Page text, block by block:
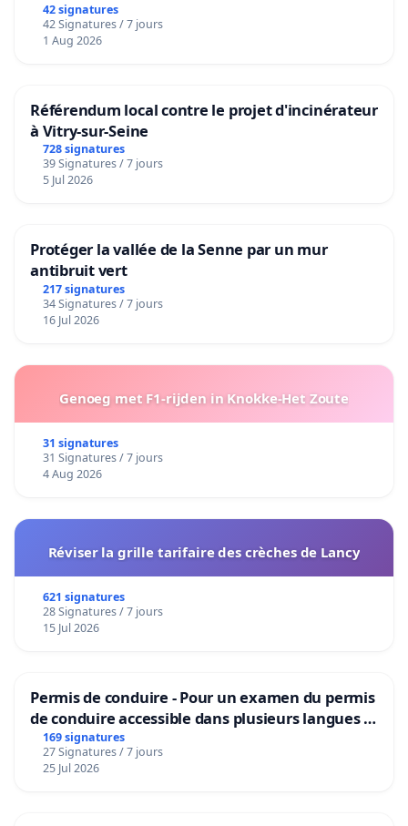
42 signatures
42 Signatures / 7 jours
1 Aug 2026
Référendum local contre le projet d'incinérateur
à Vitry-sur-Seine
728 signatures
39 Signatures / 7 jours
5 Jul 2026
Protéger la vallée de la Senne par un mur
antibruit vert
217 signatures
34 Signatures / 7 jours
16 Jul 2026
Genoeg met F1-rijden in Knokke-Het Zoute
31 signatures
31 Signatures / 7 jours
4 Aug 2026
Réviser la grille tarifaire des crèches de Lancy
621 signatures
28 Signatures / 7 jours
15 Jul 2026
Permis de conduire - Pour un examen du permis
de conduire accessible dans plusieurs langues à
Bruxelles
169 signatures
27 Signatures / 7 jours
25 Jul 2026